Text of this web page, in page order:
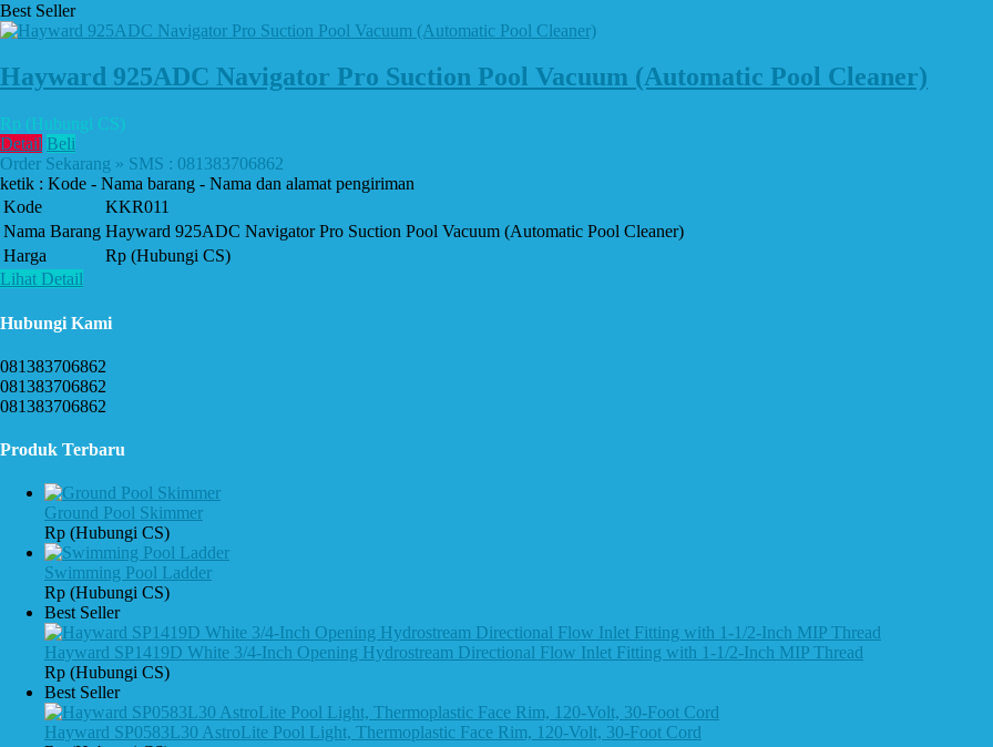
Best Seller
Hayward 925ADC Navigator Pro Suction Pool Vacuum (Automatic Pool Cleaner)
Rp (Hubungi CS)
Detail Beli
Order Sekarang » SMS : 081383706862
ketik : Kode - Nama barang - Nama dan alamat pengiriman
Kode
KKR011
Nama Barang Hayward 925ADC Navigator Pro Suction Pool Vacuum (Automatic Pool Cleaner)
Harga
Rp (Hubungi CS)
Lihat Detail
Hubungi Kami
081383706862
081383706862
081383706862
Produk Terbaru
Ground Pool Skimmer
Rp (Hubungi CS)
Swimming Pool Ladder
Rp (Hubungi CS)
Best Seller
Hayward SP1419D White 3/4-Inch Opening Hydrostream Directional Flow Inlet Fitting with 1-1/2-Inch MIP Thread
Rp (Hubungi CS)
Best Seller
Hayward SP0583L30 AstroLite Pool Light, Thermoplastic Face Rim, 120-Volt, 30-Foot Cord